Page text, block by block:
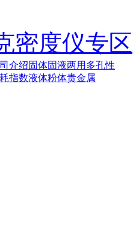
密度仪专区
介绍固体固液两用 多孔性
指数液体粉体贵金属